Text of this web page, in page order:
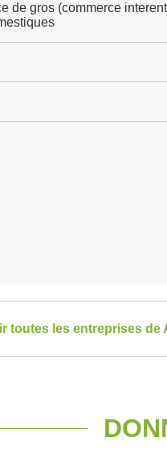
de gros (commerce
toutes les entreprises